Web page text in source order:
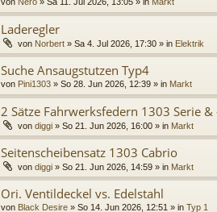
von Nero » Sa 11. Jul 2026, 13:05 » in Markt
Laderegler
von Norbert » Sa 4. Jul 2026, 17:30 » in Elektrik
Suche Ansaugstutzen Typ4
von Pini1303 » So 28. Jun 2026, 12:39 » in Markt
2 Sätze Fahrwerksfedern 1303 Serie
von diggi » So 21. Jun 2026, 16:00 » in Markt
Seitenscheibensatz 1303 Cabrio
von diggi » So 21. Jun 2026, 14:59 » in Markt
Ori. Ventildeckel vs. Edelstahl
von Black Desire » So 14. Jun 2026, 12:51 » in Typ 1